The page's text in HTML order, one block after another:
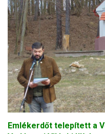
Emlékerdőt telepített a